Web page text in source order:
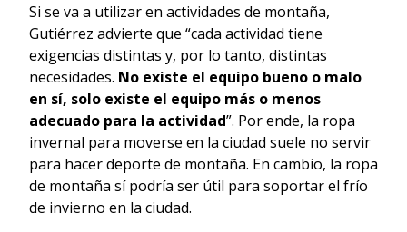
Si se va a utilizar en actividades de montaña,
Gutiérrez advierte que “cada actividad tiene
exigencias distintas y, por lo tanto, distintas
necesidades. No existe el equipo bueno o malo
en sí, solo existe el equipo más o menos
adecuado para la actividad”. Por ende, la ropa
invernal para moverse en la ciudad suele no servir
para hacer deporte de montaña. En cambio, la ropa
de montaña sí podría ser útil para soportar el frío
de invierno en la ciudad.